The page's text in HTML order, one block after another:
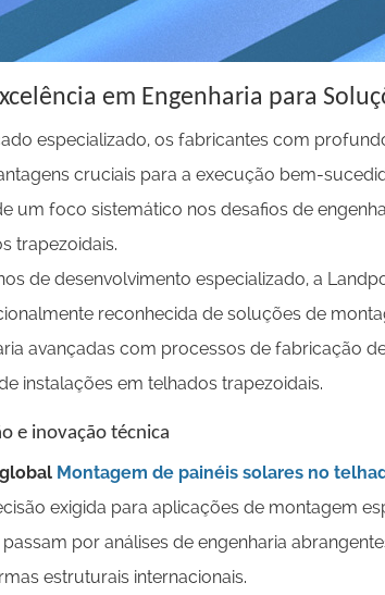
em Engenharia para
especializado, os fabricantes com
cruciais para a execução bem-
um foco sistemático nos desafios de
trapezoidais.
de desenvolvimento especializado, a
reconhecida de soluções de
avançadas com processos de fabricação
instalações em telhados trapezoidais.
e inovação técnica
Montagem de painéis solares no
exigida para aplicações de montagem
por análises de engenharia
estruturais internacionais.